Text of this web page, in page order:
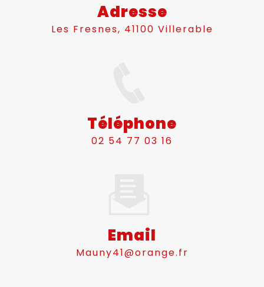
Adresse
Les Fresnes, 41100 Villerable
Téléphone
02 54 77 03 16
Email
mauny41@orange.fr